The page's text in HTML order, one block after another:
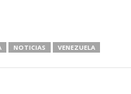
NOTICIAS VENEZUELA